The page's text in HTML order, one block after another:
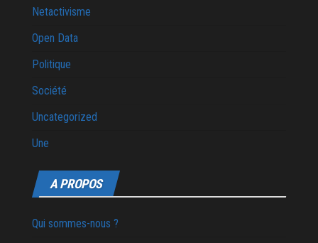
Netactivisme
Open Data
Politique
Société
Uncategorized
Une
A PROPOS
Qui sommes-nous ?